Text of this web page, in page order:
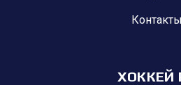
Контакты
ХОККЕЙ